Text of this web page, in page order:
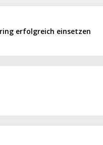
erfolgreich einsetzen